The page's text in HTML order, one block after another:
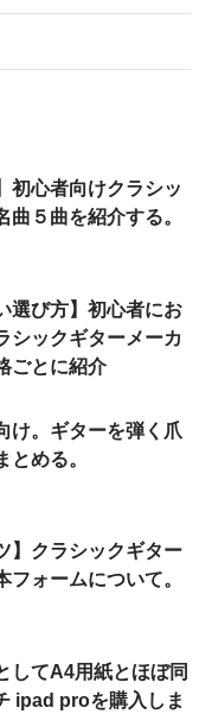
初心者向けクラシッ
曲５曲を紹介する。
選び方】初心者にお
シックギターメーカ
ごとに紹介
け。ギターを弾く爪
とめる。
】クラシックギター
フォームについて。
してA4用紙とほぼ同
ipad proを購入しま